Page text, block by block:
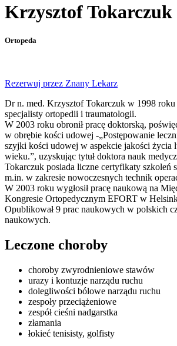
Krzysztof Tokarczuk
Ortopeda
Rezerwuj przez Znany Lekarz
Dr n. med. Krzysztof Tokarczuk w 1998 roku
specjalisty ortopedii i traumatologii.
W 2003 roku obronił pracę doktorską,
w obrębie kości udowej -„Postępowanie
szyjki kości udowej w aspekcie jakości życia
wieku.”, uzyskując tytuł doktora nauk
Tokarczuk posiada liczne certyfikaty szkoleń
m.in. w zakresie nowoczesnych technik
W 2003 roku wygłosił pracę naukową na
Kongresie Ortopedycznym EFORT w
Opublikował 9 prac naukowych w polskich
naukowych.
Leczone choroby
choroby zwyrodnieniowe stawów
urazy i kontuzje narządu ruchu
dolegliwości bólowe narządu ruchu
zespoły przeciążeniowe
zespół cieśni nadgarstka
złamania
łokieć tenisisty, golfisty